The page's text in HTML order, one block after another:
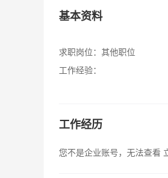
基本资料
求职岗位： 其他职位
工作经验：
工作经历
您不是企业账号，无法查看